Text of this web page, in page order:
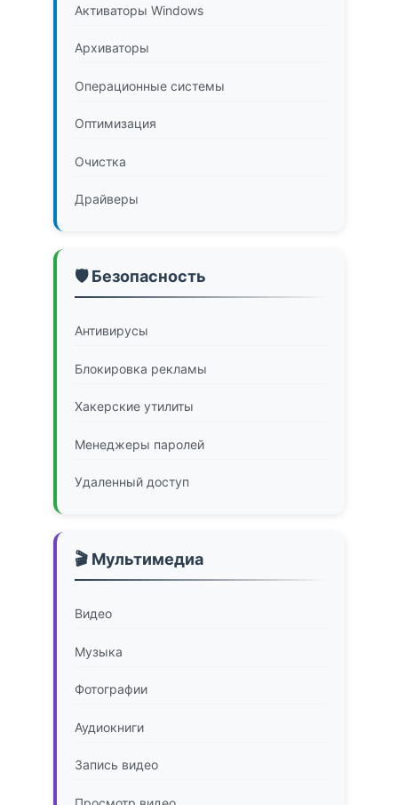
Активаторы Windows
Архиваторы
Операционные системы
Оптимизация
Очистка
Драйверы
🛡️ Безопасность
Антивирусы
Блокировка рекламы
Хакерские утилиты
Менеджеры паролей
Удаленный доступ
🎬 Мультимедиа
Видео
Музыка
Фотографии
Аудиокниги
Запись видео